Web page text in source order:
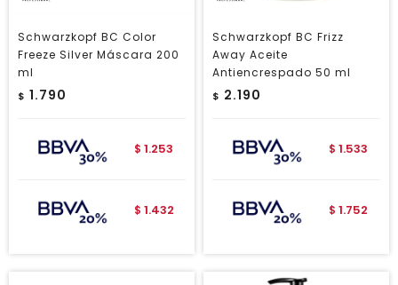
Schwarzkopf BC Color
Freeze Silver Máscara 200
ml
$ 1.790
$ 1.253
$ 1.432
Schwarzkopf BC Frizz
Away Aceite
Antiencrespado 50 ml
$ 2.190
$ 1.533
$ 1.752